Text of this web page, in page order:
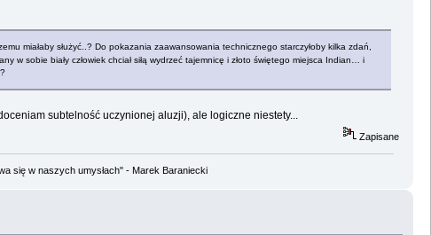
miałaby służyć..? Do pokazania zaawansowania technicznego starczyłoby kilka zdań,
sobie biały człowiek chciał siłą wydrzeć tajemnicę i złoto świętego miejsca Indian… i
subtelność uczynionej aluzji), ale logiczne niestety...
Zapisane
się w naszych umysłach" - Marek Baraniecki